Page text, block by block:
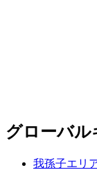
グローバ
我孫子エリ